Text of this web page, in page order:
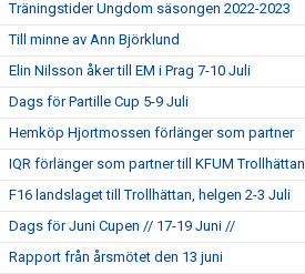
Träningstider Ungdom säsongen 2022-2023
Till minne av Ann Björklund
Elin Nilsson åker till EM i Prag 7-10 Juli
Dags för Partille Cup 5-9 Juli
Hemköp Hjortmossen förlänger som partner
IQR förlänger som partner till KFUM Trollhättan
F16 landslaget till Trollhättan, helgen 2-3 Juli
Dags för Juni Cupen // 17-19 Juni //
Rapport från årsmötet den 13 juni